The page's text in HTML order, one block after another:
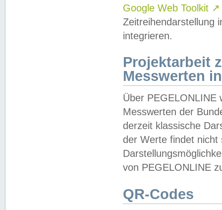
Google Web Toolkit ↗
Zeitreihendarstellung
integrieren.
Projektarbeit
Messwerten
Über PEGELONLINE
Messwerten der
derzeit klassische
der Werte findet
von PEGELONLINE
QR-Codes